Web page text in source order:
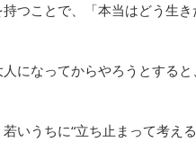
つことで、「本当はどう生
になってからやろうとすると
いうちに“立ち止まって考え